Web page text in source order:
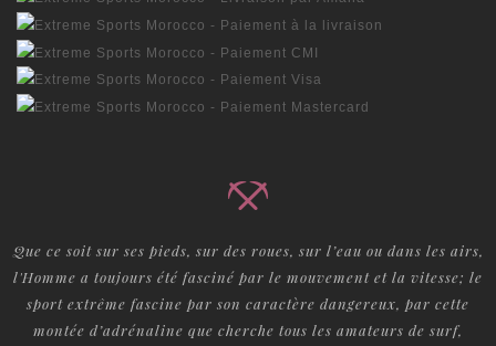
Que ce soit sur ses pieds, sur des roues, sur l’eau ou dans les airs,
l'Homme a toujours été fasciné par le mouvement et la vitesse; le
sport extrême fascine par son caractère dangereux, par cette
montée d’adrénaline que cherche tous les amateurs de surf,